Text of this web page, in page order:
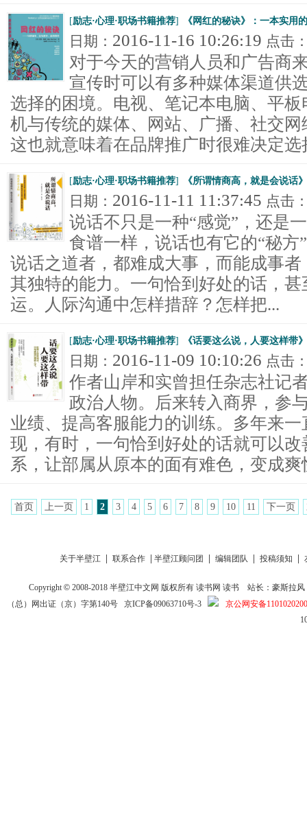
[励志·心理·职场书籍推荐] 《网红的秘诀》：一本实用
日期： 2016-11-16 10:26:19 点击
对于今天的营销人员和广告商
宣传时可以有多种媒体渠道供
选择的困境。电视、笔记本电脑、平
机与传统的媒体、网站、广播、社交
这也就意味着在品牌推广时很难决定选
[励志·心理·职场书籍推荐] 《所谓情商高，就是会说话
日期： 2016-11-11 11:37:45 点击
说话不只是一种“感觉”，还是
食谱一样，说话也有它的“秘方
说话之道者，都难成大事，而能成事
其独特的能力。一句恰到好处的话，
运。人际沟通中怎样措辞？怎样把...
[励志·心理·职场书籍推荐] 《话要这么说，人要这样带
日期： 2016-11-09 10:10:26 点击
作者山岸和实曾担任杂志社记
政治人物。后来转入商界，参
业绩、提高客服能力的训练。多年来
现，有时，一句恰到好处的话就可以
系，让部属从原本的面有难色，变成爽
首页 上一页 1 2 3 4 5 6 7 8 9 10 11 下一页
关于半壁江 联系合作 半壁江顾问团 编辑团队 投稿须知
Copyright © 2008-2018半壁江中文网 版权所有读书网 读书
站长：豪斯拉风
（总）网出证（京）字第140号 京ICP备09063710号-3
京公网安备